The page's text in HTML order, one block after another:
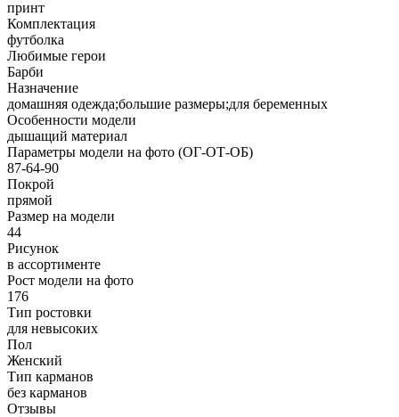
принт
Комплектация
футболка
Любимые герои
Барби
Назначение
домашняя одежда;большие размеры;для беременных
Особенности модели
дышащий материал
Параметры модели на фото (ОГ-ОТ-ОБ)
87-64-90
Покрой
прямой
Размер на модели
44
Рисунок
в ассортименте
Рост модели на фото
176
Тип ростовки
для невысоких
Пол
Женский
Тип карманов
без карманов
Отзывы